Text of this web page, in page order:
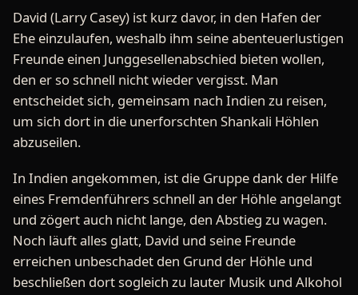
David (Larry Casey) ist kurz davor, in den Hafen der
Ehe einzulaufen, weshalb ihm seine abenteuerlustigen
Freunde einen Junggesellenabschied bieten wollen,
den er so schnell nicht wieder vergisst. Man
entscheidet sich, gemeinsam nach Indien zu reisen,
um sich dort in die unerforschten Shankali Höhlen
abzuseilen.
In Indien angekommen, ist die Gruppe dank der Hilfe
eines Fremdenführers schnell an der Höhle angelangt
und zögert auch nicht lange, den Abstieg zu wagen.
Noch läuft alles glatt, David und seine Freunde
erreichen unbeschadet den Grund der Höhle und
beschließen dort sogleich zu lauter Musik und Alkohol